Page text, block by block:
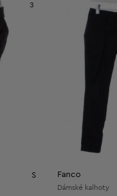
3
S Fanco
Dámské kalhoty